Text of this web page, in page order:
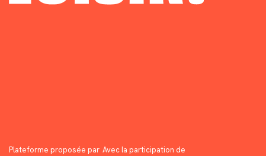
Plateforme proposée par Avec la participation de